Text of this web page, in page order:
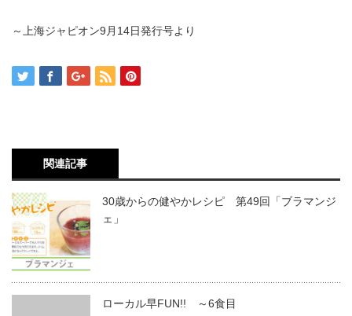
～上海ジャピオン9月14日発行号より
関連記事
30歳からの健やかレシピ 第49回「ブラマンジ
ェ」
ローカル早FUN!! ～6食目